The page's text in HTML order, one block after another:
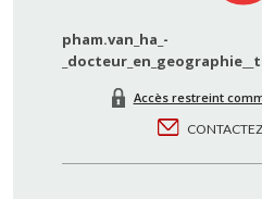
pham.van_ha_-
Accès restreint